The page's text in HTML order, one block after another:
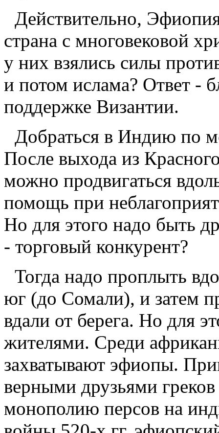
Действительно,
страна с многовековой
у них взялись силы
и потом ислама? Ответ -
поддержке Византии.
Добраться в Индию по
После выхода из
можно продвигаться
помощь при
Но для этого надо быть
- торговый конкурент?
Тогда надо проплыть
юг (до Сомали), и затем
вдали от берега. Но для
жителями. Среди
захватывают эфиопы.
верными друзьями
монополию персов на